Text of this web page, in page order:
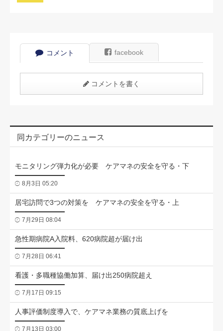
コメント facebook
コメントを書く
同カテゴリーのニュース
モニタリング弾力化が必要 ケアマネの安全を守る・下
8月3日 05:20
居宅訪問で3つの対策を ケアマネの安全を守る・上
7月29日 08:04
急性期病院A入院料、620病院超が届け出
7月28日 06:41
看護・多職種協働加算、届け出250病院超え
7月17日 09:15
人事評価制度導入で、ケアマネ業務の質底上げを
7月13日 03:00